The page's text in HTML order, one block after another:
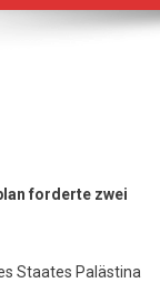
forderte zwei
Staates Palästina